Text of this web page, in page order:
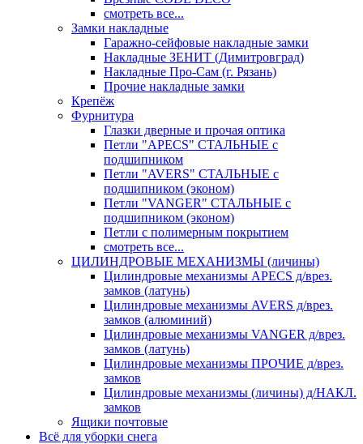
смотреть все...
Замки накладные
Гаражно-сейфовые накладные замки
Накладные ЗЕНИТ (Димитровград)
Накладные Про-Сам (г. Рязань)
Прочие накладные замки
Крепёж
Фурнитура
Глазки дверные и прочая оптика
Петли "APECS" СТАЛЬНЫЕ с
подшипником
Петли "AVERS" СТАЛЬНЫЕ с
подшипником (эконом)
Петли "VANGER" СТАЛЬНЫЕ с
подшипником (эконом)
Петли с полимерным покрытием
смотреть все...
ЦИЛИНДРОВЫЕ МЕХАНИЗМЫ (личины)
Цилиндровые механизмы APECS д/врез.
замков (латунь)
Цилиндровые механизмы AVERS д/врез.
замков (алюминий)
Цилиндровые механизмы VANGER д/врез.
замков (латунь)
Цилиндровые механизмы ПРОЧИЕ д/врез.
замков
Цилиндровые механизмы (личины) д/НАКЛ.
замков
Ящики почтовые
Всё для уборки снега